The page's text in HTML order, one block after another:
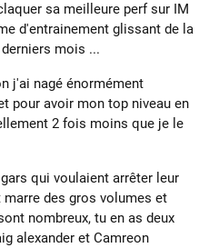
sa meilleure perf sur IM
d'entrainement glissant de la
mois ...
j'ai nagé énormément
pour avoir mon top niveau en
2 fois moins que je le
qui voulaient arrêter leur
des gros volumes et
nombreux, tu en as deux
alexander et Camreon